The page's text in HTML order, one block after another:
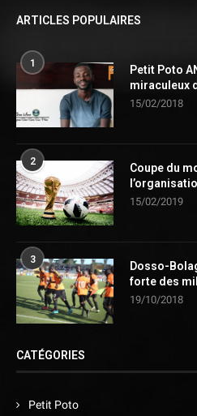
ARTICLES POPULAIRES
1
Petit Poto
miraculeux
15/02/2018
2
Coupe du
15/02/2019
3
Dosso-
forte des
19/10/2018
CATÉGORIES
Petit Poto